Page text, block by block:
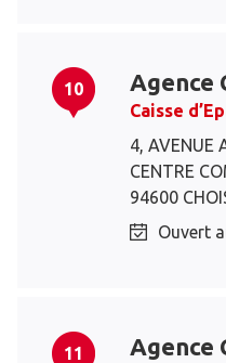
10 Agence
Caisse
4, AVENUE
CENTRE
94600
Ouvert
11 Agence